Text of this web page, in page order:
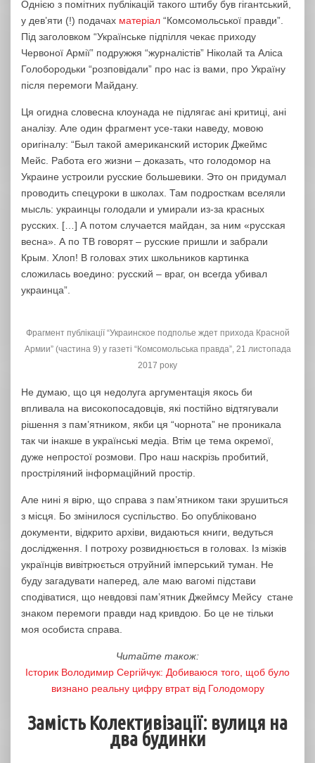
Однією з помітних публікацій такого штибу був гігантський,
у дев’яти (!) подачах матеріал “Комсомольської правди”.
Під заголовком “Українське підпілля чекає приходу
Червоної Армії” подружжя “журналістів” Ніколай та Аліса
Голобородьки “розповідали” про нас із вами, про Україну
після перемоги Майдану.
Ця огидна словесна клоунада не підлягає ані критиці, ані
аналізу. Але один фрагмент усе-таки наведу, мовою
оригіналу: “Был такой американский историк Джеймс
Мейс. Работа его жизни – доказать, что голодомор на
Украине устроили русские большевики. Это он придумал
проводить спецуроки в школах. Там подросткам вселяли
мысль: украинцы голодали и умирали из-за красных
русских. […] А потом случается майдан, за ним «русская
весна». А по ТВ говорят – русские пришли и забрали
Крым. Хлоп! В головах этих школьников картинка
сложилась воедино: русский – враг, он всегда убивал
украинца”.
Фрагмент публікації “Украинское подполье ждет прихода Красной
Армии” (частина 9) у газеті “Комсомольська правда”, 21 листопада
2017 року
Не думаю, що ця недолуга аргументація якось би
впливала на високопосадовців, які постійно відтягували
рішення з пам’ятником, якби ця “чорнота” не проникала
так чи інакше в українські медіа. Втім це тема окремої,
дуже непростої розмови. Про наш наскрізь пробитий,
простріляний інформаційний простір.
Але нині я вірю, що справа з пам’ятником таки зрушиться
з місця. Бо змінилося суспільство. Бо опубліковано
документи, відкрито архіви, видаються книги, ведуться
дослідження. І потроху розвиднюється в головах. Із мізків
українців вивітрюється отруйний імперський туман. Не
буду загадувати наперед, але маю вагомі підстави
сподіватися, що невдовзі пам’ятник Джеймсу Мейсу стане
знаком перемоги правди над кривдою. Бо це не тільки
моя особиста справа.
Читайте також:
Історик Володимир Сергійчук: Добиваюся того, щоб було
визнано реальну цифру втрат від Голодомору
Замість Колективізації: вулиця на
два будинки